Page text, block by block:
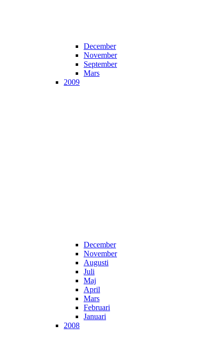
December
November
September
Mars
2009
December
November
Augusti
Juli
Maj
April
Mars
Februari
Januari
2008